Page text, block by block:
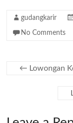
gudangkarir
No Comments
← Lowongan